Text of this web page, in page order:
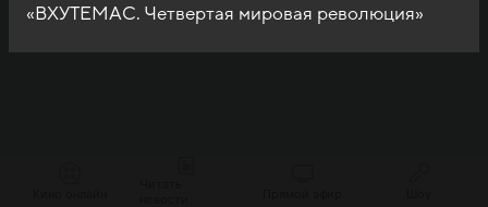
«ВХУТЕМАС. Четвертая мировая революция»